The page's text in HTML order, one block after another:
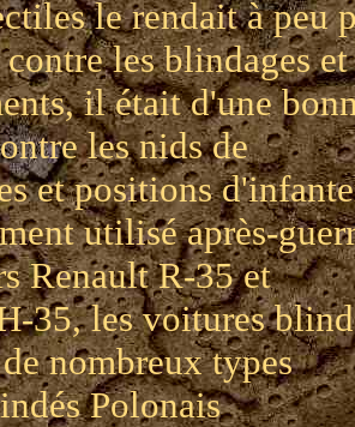
le rendait à peu
les blindages
il était d'une
les nids de
et positions
utilisé après-
Renault R-35 et
35, les voitures
nombreux types
Polonais